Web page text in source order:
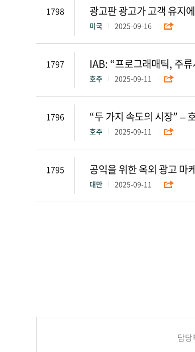
1798
미국 2025-09-16
1797 IAB: “프로그래매틱, 주
호주 2025-09-11
1796 “두 가지 속도의 시장” –
호주 2025-09-11
1795 공익을 위한 옥외 광고 마
대만 2025-09-11
담